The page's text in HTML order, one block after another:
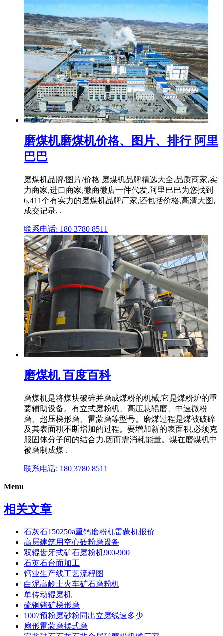
磨煤机磨煤机价格、图片、排行 阿里
巴巴
磨煤机品牌/图片/价格 磨煤机品牌精选大全,品质商家,实
力商家,进口商家,微商微店一件代发,阿里巴巴为您找到
6,411个有实力的磨煤机品牌厂家,还包括价格,高清大图,
成交记录, .
联系电话: 180 3780 8511
磨煤机 百度百科
磨煤机是将煤块破碎并磨成煤粉的机械,它是煤粉炉的重
要辅助设备。有立式磨粉机、高压悬辊磨、中速微粉
磨、超压梯形磨、雷蒙磨等型号。磨煤过程是煤被破碎
及其表面积不断增加的过程。要增加新的表面积,必须克
服固体分子间的结合力,因而需消耗能量。煤在磨煤机中
被磨制成煤 .
联系电话: 180 3780 8511
Menu
相关文章
石灰石150250a重钙磨粉机雷蒙机报价
高层建筑用空心砖粉磨设备
双辊齿牙式矿石磨粉机900-900
石英石台面加工
钙业生产线工艺流程图
白泥高岭土火车矿石磨粉机
单传动辊磨机
硫铜锗矿梯形磨
1007预粉磨砂粉同出立磨线速多少
扇形雷蒙磨摆式磨